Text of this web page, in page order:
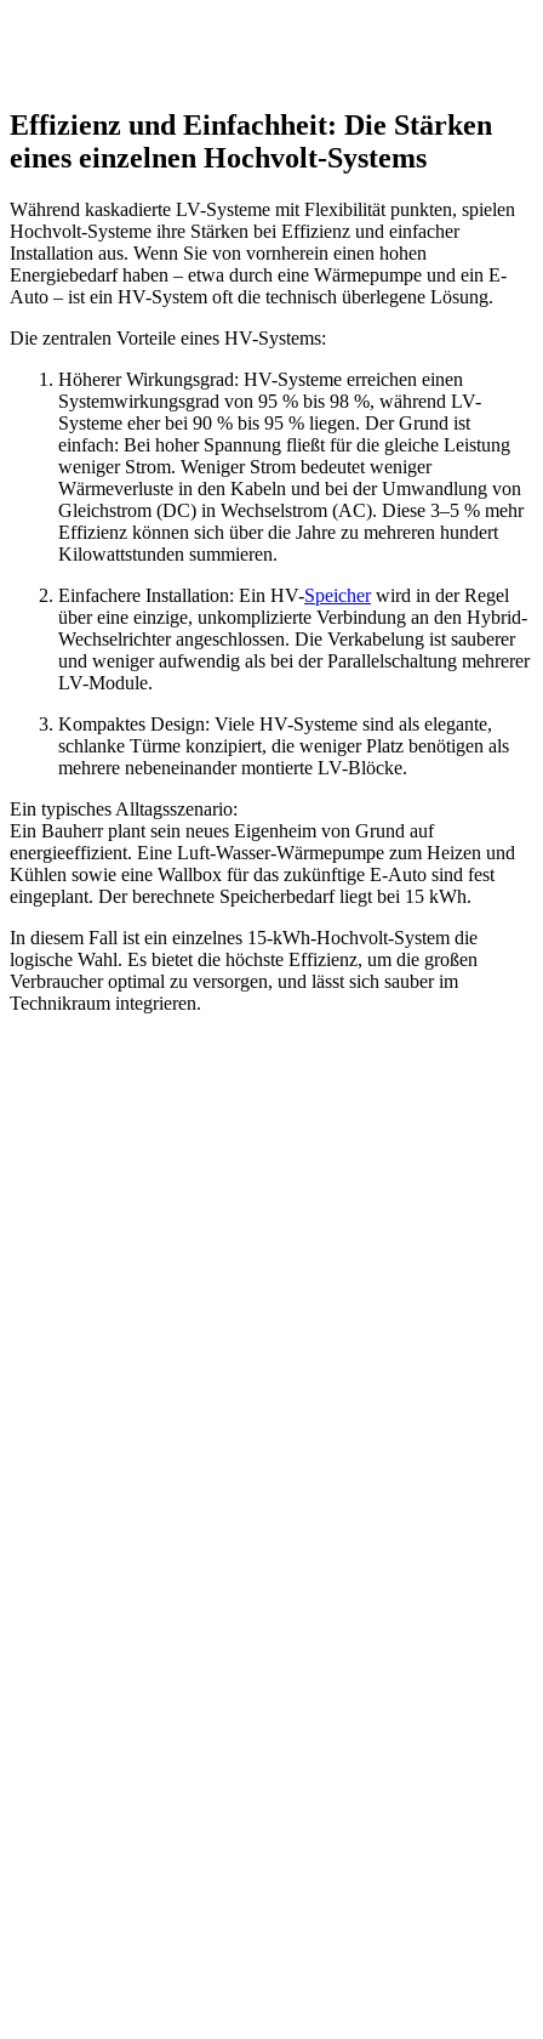
Effizienz und Einfachheit: Die Stärken
eines einzelnen Hochvolt-Systems
Während kaskadierte LV-Systeme mit Flexibilität punkten, spielen
Hochvolt-Systeme ihre Stärken bei Effizienz und einfacher
Installation aus. Wenn Sie von vornherein einen hohen
Energiebedarf haben – etwa durch eine Wärmepumpe und ein E-
Auto – ist ein HV-System oft die technisch überlegene Lösung.
Die zentralen Vorteile eines HV-Systems:
Höherer Wirkungsgrad: HV-Systeme erreichen einen
Systemwirkungsgrad von 95 % bis 98 %, während LV-
Systeme eher bei 90 % bis 95 % liegen. Der Grund ist
einfach: Bei hoher Spannung fließt für die gleiche Leistung
weniger Strom. Weniger Strom bedeutet weniger
Wärmeverluste in den Kabeln und bei der Umwandlung von
Gleichstrom (DC) in Wechselstrom (AC). Diese 3–5 % mehr
Effizienz können sich über die Jahre zu mehreren hundert
Kilowattstunden summieren.
Einfachere Installation: Ein HV-Speicherwird in der Regel
über eine einzige, unkomplizierte Verbindung an den Hybrid-
Wechselrichter angeschlossen. Die Verkabelung ist sauberer
und weniger aufwendig als bei der Parallelschaltung mehrerer
LV-Module.
Kompaktes Design: Viele HV-Systeme sind als elegante,
schlanke Türme konzipiert, die weniger Platz benötigen als
mehrere nebeneinander montierte LV-Blöcke.
Ein typisches Alltagsszenario:
Ein Bauherr plant sein neues Eigenheim von Grund auf
energieeffizient. Eine Luft-Wasser-Wärmepumpe zum Heizen und
Kühlen sowie eine Wallbox für das zukünftige E-Auto sind fest
eingeplant. Der berechnete Speicherbedarf liegt bei 15 kWh.
In diesem Fall ist ein einzelnes 15-kWh-Hochvolt-System die
logische Wahl. Es bietet die höchste Effizienz, um die großen
Verbraucher optimal zu versorgen, und lässt sich sauber im
Technikraum integrieren.